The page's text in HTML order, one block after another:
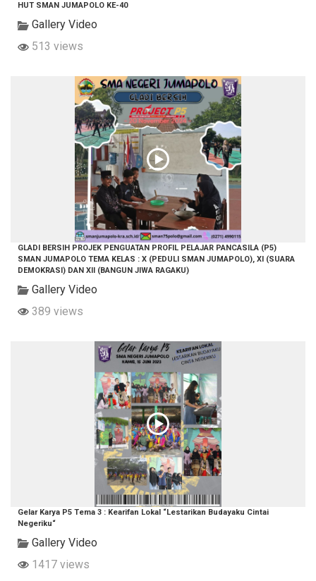
HUT SMAN JUMAPOLO KE-40
Gallery Video
513 views
GLADI BERSIH PROJEK PENGUATAN PROFIL PELAJAR PANCASILA (P5)
SMAN JUMAPOLO TEMA KELAS : X (PEDULI SMAN JUMAPOLO), XI (SUARA
DEMOKRASI) DAN XII (BANGUN JIWA RAGAKU)
Gallery Video
389 views
Gelar Karya P5 Tema 3 : Kearifan Lokal “Lestarikan Budayaku Cintai
Negeriku“
Gallery Video
1417 views